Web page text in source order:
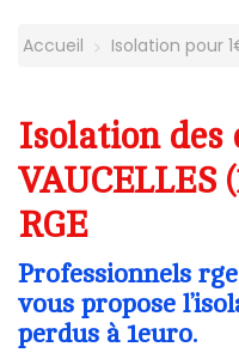
Accueil Isolation pour
Isolation des
VAUCELLES
RGE
Professionnels rge
vous propose
perdus à 1euro.